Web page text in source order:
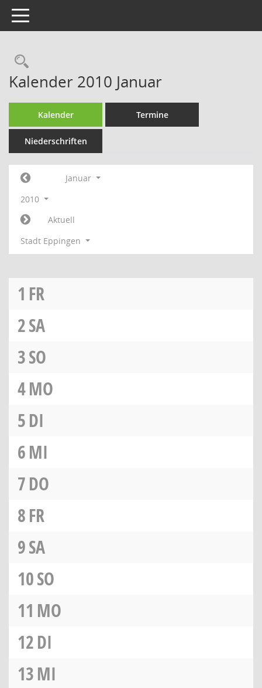
Toggle navigation
Rechercheauswahl
Kalender 2010 Januar
Kalender Termine
Niederschriften
Januar
2010
Aktuell
Stadt Eppingen
1 FR
2SA
3SO
4MO
5DI
6MI
7DO
8FR
9SA
10SO
11 MO
12DI
13MI